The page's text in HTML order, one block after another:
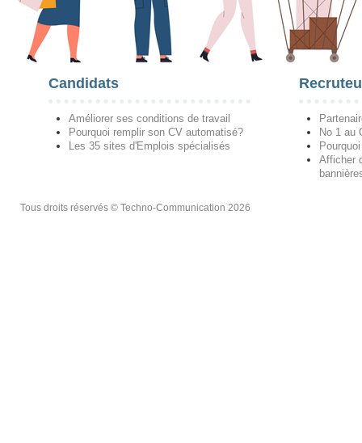
Candidats
Améliorer ses conditions de travail
Pourquoi remplir son CV automatisé?
Les 35 sites d'Emplois spécialisés
No 1 au
Afficher
Tous droits réservés © Techno-Communication 2026